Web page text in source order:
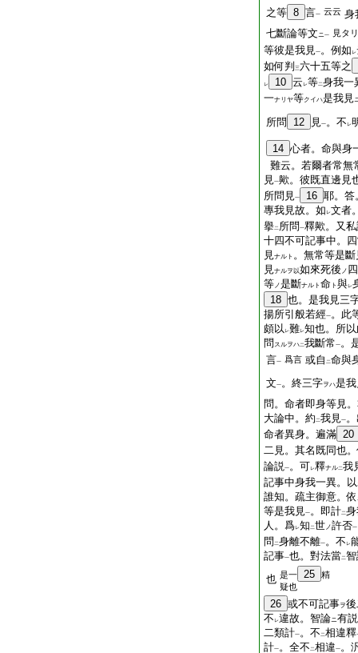
之等 8 言一 云云 身
七斷論等文ニ一 見タリ
等彼是我見一。例如 レ
如何判 三六十五等之
レ 10 云 レ等二身我一
一ナリヤ等クイハ是我見
所問 12 見一。不 レ
14 心者。命與身
難云。若爾者常無
見一歟。彼既直邊見
所問見一 16 耶。答
專我見故。如 レ文者
擧二 所問一釋歟。又
十四不可記事中。
見ナルト 。無常等是斷
見ナルヲ以如來死後 ノ 四
等ノ是斷ナルト 命 ト 與レ
18 也。是我見三
揚所引般若經一。此
頗以 レ難レ知也。所
問 スルヲハ二我斷常一。
言一 爲言 或自 二命與
文一。終三字ヲハ是
問。命者即身等見
大論中。約 二我見一
命者異身。遍滿 20
二見。其名既同也
論説一。可レ釋ナル二我
記事中身我一異。以
誰知。疏主御意。依
等是我見一。即計二
人。爲レ知 二世ノ許否一
問 二身離不離一。不 レ
記事一也。對法當二
也 是一 25
精
疑也
26 或不可記事ヲ
不 レ違故。智論ニ有
二類計一。不 二相違釋
計一。全不 二相違一。